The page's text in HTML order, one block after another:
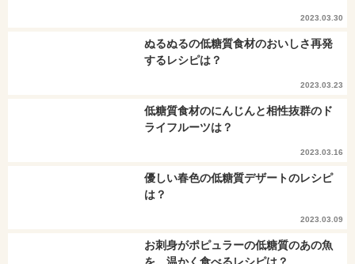
2023.03.30
ぬるぬるの低糖質食材のおいしさ再発
するレシピは？
2023.03.23
低糖質食材のにんじんと相性抜群のド
ライフルーツは？
2023.03.16
優しい春色の低糖質デザートのレシピ
は？
2023.03.09
お刺身がポピュラーの低糖質のあの魚
を、温かく食べるレシピは？